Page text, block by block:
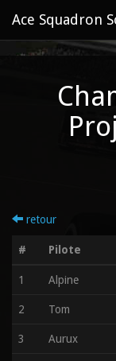
Ace Squadron
retour
# Pilote
1 Alpine
2 Tom
3 Aurux